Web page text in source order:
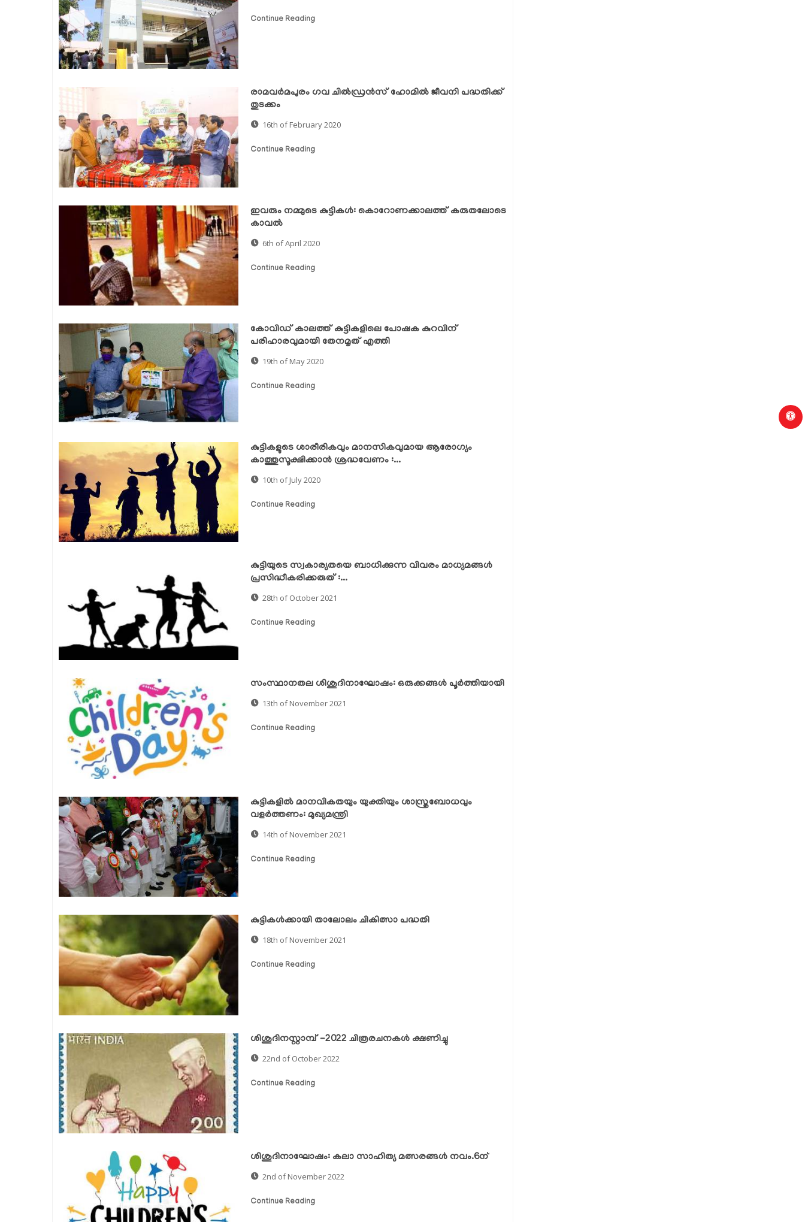
Continue Reading
രാമവര്‍മപുരം ഗവ ചില്‍ഡ്രന്‍സ് ഹോമില്‍ ജീവനി പദ്ധതിക്ക്
തുടക്കം
16th of February 2020
Continue Reading
ഇവരും നമ്മുടെ കുട്ടികള്‍: കൊറോണക്കാലത്ത് കരുതലോടെ
കാവല്‍
6th of April 2020
Continue Reading
കോവിഡ് കാലത്ത് കുട്ടികളിലെ പോഷക കുറവിന്
പരിഹാരവുമായി തേനമൃത് എത്തി
19th of May 2020
Continue Reading
കുട്ടികളുടെ ശാരീരികവും മാനസികവുമായ ആരോഗ്യം
കാത്തുസൂക്ഷിക്കാന്‍ ശ്രദ്ധവേണം :...
10th of July 2020
Continue Reading
കുട്ടിയുടെ സ്വകാര്യതയെ ബാധിക്കുന്ന വിവരം മാധ്യമങ്ങള്‍
പ്രസിദ്ധീകരിക്കരുത് :...
28th of October 2021
Continue Reading
സംസ്ഥാനതല ശിശുദിനാഘോഷം: ഒരുക്കങ്ങൾ പൂർത്തിയായി
13th of November 2021
Continue Reading
കുട്ടികളില്‍ മാനവികതയും യുക്തിയും ശാസ്ത്രബോധവും
വളര്‍ത്തണം: മുഖ്യമന്ത്രി
14th of November 2021
Continue Reading
കുട്ടികള്‍ക്കായി താലോലം ചികിത്സാ പദ്ധതി
18th of November 2021
Continue Reading
ശിശുദിനസ്റ്റാമ്പ് -2022 ചിത്രരചനകൾ ക്ഷണിച്ചു
22nd of October 2022
Continue Reading
ശിശുദിനാഘോഷം: കലാ സാഹിത്യ മത്സരങ്ങള്‍ നവം.6ന്
2nd of November 2022
Continue Reading